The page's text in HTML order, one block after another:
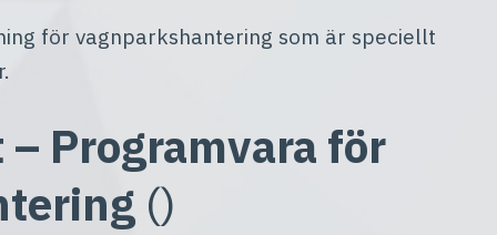
för vagnparkshantering som är speciellt
– Programvara för
()